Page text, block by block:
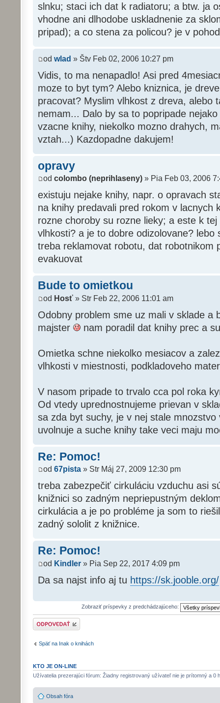
slnku; staci ich dat k radiatoru; a btw. ja
vhodne ani dlhodobe uskladnenie za
pripad); a co stena za policou? je v
od wlad » Štv Feb 02, 2006 10:27 pm
Vidis, to ma nenapadlo! Asi pred
moze to byt tym? Alebo kniznica, je
pracovat? Myslim vlhkost z dreva, alebo
nemam... Dalo by sa to popripade
vzacne knihy, niekolko mozno drahych,
vztah...) Kazdopadne dakujem!
opravy
od colombo (neprihlaseny) » Pia Feb 03, 2006
existuju nejake knihy, napr. o opravach
na knihy predavali pred rokom v lacnych
rozne choroby su rozne lieky; a este k
vlhkosti? a je to dobre odizolovane? lebo
treba reklamovat robotu, dat robotnikom
evakuovat
Bude to omietkou
od Hosť » Str Feb 22, 2006 11:01 am
Odobny problem sme uz mali v sklade a
majster
nam poradil dat knihy prec a
Omietka schne niekolko mesiacov a
vlhkosti v miestnosti, podkladoveho
V nasom pripade to trvalo cca pol roka
Od vtedy uprednostnujeme prievan v
sa zda byt suchy, je v nej stale
uvolnuje a suche knihy take veci maju
Re: Pomoc!
od 67pista » Str Máj 27, 2009 12:30 pm
treba zabezpečiť cirkuláciu vzduchu asi
knižnici so zadným nepriepustným
cirkulácia a je po probléme ja som to
zadný sololit z knižnice.
Re: Pomoc!
od Kindler » Pia Sep 22, 2017 4:09 pm
Da sa najst info aj tu https://sk.jooble.org/
Zobraziť príspevky z predchádzajúceho:
Odoslať odpoveď
Späť na Inak o knihách
KTO JE ON-LINE
Užívatelia prezerajúci fórum: Žiadny registrovaný užívateľ nie je prítomný a 0
Obsah fóra